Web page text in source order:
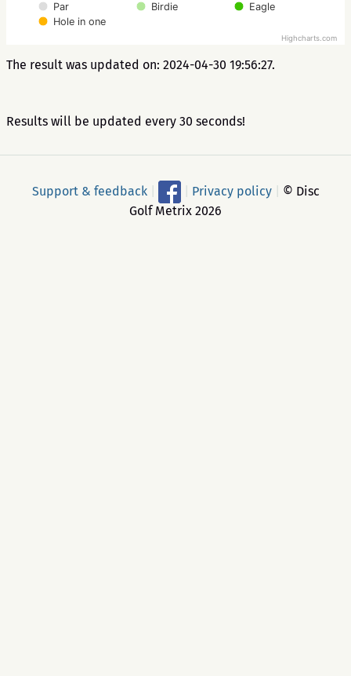
Par
Birdie
Eagle
Hole in one
Highcharts.com
The result was updated on: 2024-04-30 19:56:27.
Results will be updated every 30 seconds!
Support & feedback Privacy policy
© Disc
Golf Metrix 2026